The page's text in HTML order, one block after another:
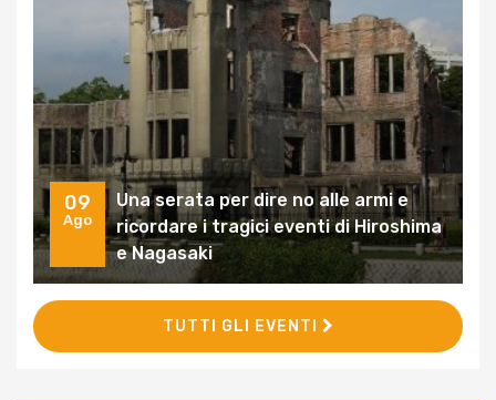
09
Ago
Una serata per dire no alle armi e
ricordare i tragici eventi di Hiroshima
e Nagasaki
TUTTI GLI EVENTI